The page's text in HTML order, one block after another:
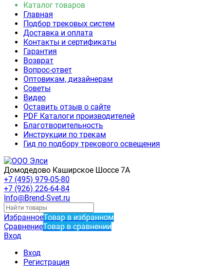
Каталог товаров
Главная
Подбор трековых систем
Доставка и оплата
Контакты и сертификаты
Гарантия
Возврат
Вопрос-ответ
Оптовикам, дизайнерам
Советы
Видео
Оставить отзыв о сайте
PDF Каталоги производителей
Благотворительность
Инструкции по трекам
Гид по подбору трекового освещения
Домодедово Каширское Шоссе 7А
+7 (495) 979-05-80
+7 (926) 226-64-84
Info@Brend-Svet.ru
ИзбранноеТовар в избранном
СравнениеТовар в сравнении
Вход
Вход
Регистрация